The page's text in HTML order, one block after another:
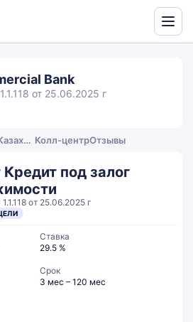
Bank
от 25.06.2025 г
-
Продукты и услуги
Сервис
О BNK Commercial Bank Казахстан Колл-центрОтзывы
под залог
от 25.06.2025 г
Ставка
29.5 %
Срок
3 мес – 120 мес